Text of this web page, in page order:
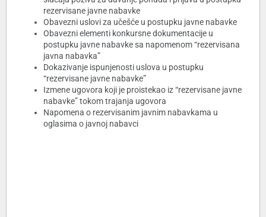
rezervisane javne nabavke
Obavezni uslovi za učešće u postupku javne nabavke
Obavezni elementi konkursne dokumentacije u
postupku javne nabavke sa napomenom “rezervisana
javna nabavka”
Dokazivanje ispunjenosti uslova u postupku
“rezervisane javne nabavke”
Izmene ugovora koji je proistekao iz “rezervisane javne
nabavke” tokom trajanja ugovora
Napomena o rezervisanim javnim nabavkama u
oglasima o javnoj nabavci